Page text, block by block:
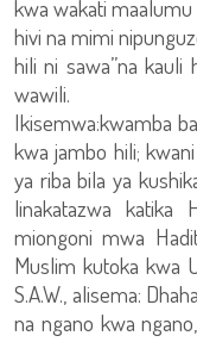
kwa wakati
hivi na mimi
hili ni sawa”na kauli
wawili.
Ikisemwa:kwamba
kwa jambo hili;
ya riba bila ya
linakatazwa katika
miongoni mwa
Muslim kutoka kwa
S.A.W., alisema:
na ngano kwa